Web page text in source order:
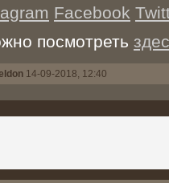
Facebook
посмотреть
14-09-2018, 12:40